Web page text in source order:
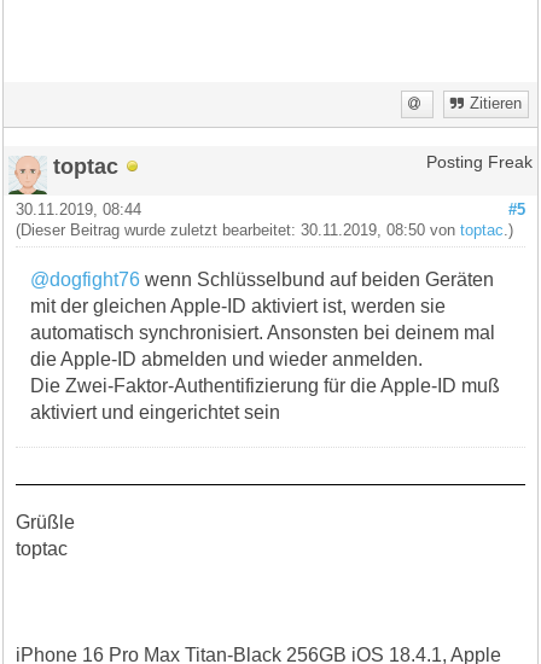
Zitieren
toptac Posting Freak
#5
30.11.2019, 08:44
(Dieser Beitrag wurde zuletzt bearbeitet: 30.11.2019, 08:50 vontoptac .)
@dogfight76 wenn Schlüsselbund auf beiden Geräten
mit der gleichen Apple-ID aktiviert ist, werden sie
automatisch synchronisiert. Ansonsten bei deinem mal
die Apple-ID abmelden und wieder anmelden.
Die Zwei-Faktor-Authentifizierung für die Apple-ID muß
aktiviert und eingerichtet sein
Grüßle
toptac
iPhone 16 Pro Max Titan-Black 256GB iOS 18.4.1, Apple